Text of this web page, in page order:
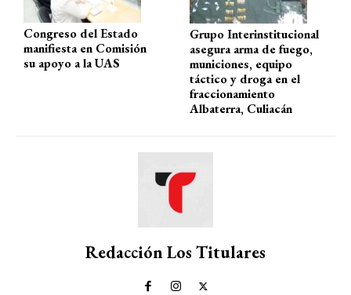
Congreso del Estado
manifiesta en Comisión
su apoyo a la UAS
Grupo Interinstitucional
asegura arma de fuego,
municiones, equipo
táctico y droga en el
fraccionamiento
Albaterra, Culiacán
Redacción Los Titulares